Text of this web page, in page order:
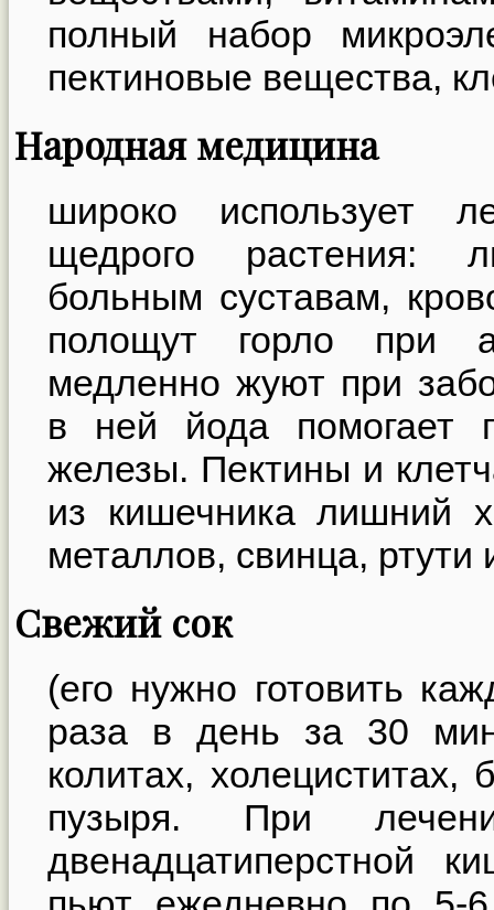
полный набор
пектиновые вещества,
Народная медицина
широко использует
щедрого растения:
больным суставам,
полощут горло при
медленно жуют при
в ней йода помогает
железы. Пектины и
из кишечника лишний
металлов, свинца, ртути
Свежий сок
(его нужно готовить
раза в день за 30
колитах, холециститах,
пузыря. При
двенадцатиперстной